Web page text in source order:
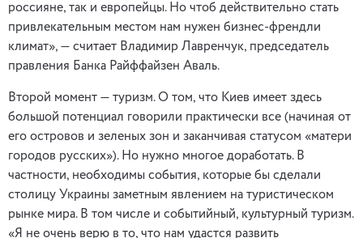
россияне, так и европейцы. Но чтоб действительно стать
привлекательным местом нам нужен бизнес-френдли
климат», — считает Владимир Лавренчук, председатель
правления Банка Райффайзен Аваль.
Второй момент — туризм. О том, что Киев имеет здесь
большой потенциал говорили практически все (начиная от
его островов и зеленых зон и заканчивая статусом «матери
городов русских»). Но нужно многое доработать. В
частности, необходимы события, которые бы сделали
столицу Украины заметным явлением на туристическом
рынке мира. В том числе и событийный, культурный туризм.
«Я не очень верю в то, что нам удастся развить